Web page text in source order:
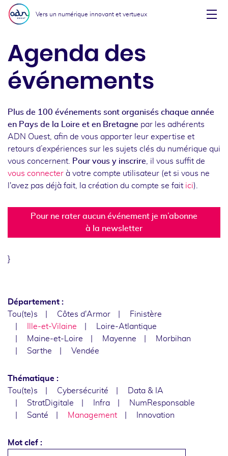
Aller au menu
Aller au contenu
Vers un numérique innovant et vertueux
Agenda des
événements
Plus de 100 événements sont organisés chaque année
en Pays de la Loire et en Bretagne par les adhérents
ADN Ouest, afin de vous apporter leur expertise et
retours d’expériences sur les sujets clés du numérique qui
vous concernent.
Pour vous y inscrire , il vous suffit de
vous connecter à votre compte utilisateur (et si vous ne
l'avez pas déjà fait, la création du compte se fait ici).
Pour ne rater aucun événement je m’abonne
à la newsletter
}
Département :
Tou(te)s
Côtes d'Armor
Finistère
Ille-et-Vilaine
Loire-Atlantique
Maine-et-Loire
Mayenne
Morbihan
Sarthe
Vendée
Thématique :
Tou(te)s
Cybersécurité
Data & IA
StratDigitale
Infra
NumResponsable
Santé
Management Innovation
Mot clef :